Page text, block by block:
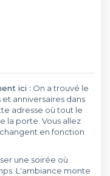
ici : On a trouvé le
anniversaires dans
adresse où tout le
la porte. Vous allez
en fonction
une soirée où
L'ambiance monte